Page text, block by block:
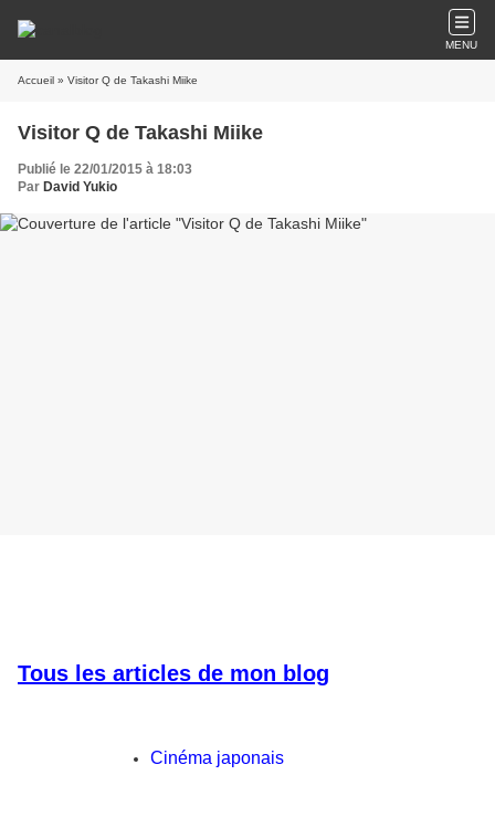
MENU
Accueil » Visitor Q de Takashi Miike
Visitor Q de Takashi Miike
Publié le 22/01/2015 à 18:03
Par David Yukio
Tous les articles de mon blog
Cinéma japonais